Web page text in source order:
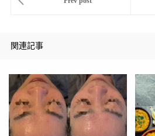
関連記事